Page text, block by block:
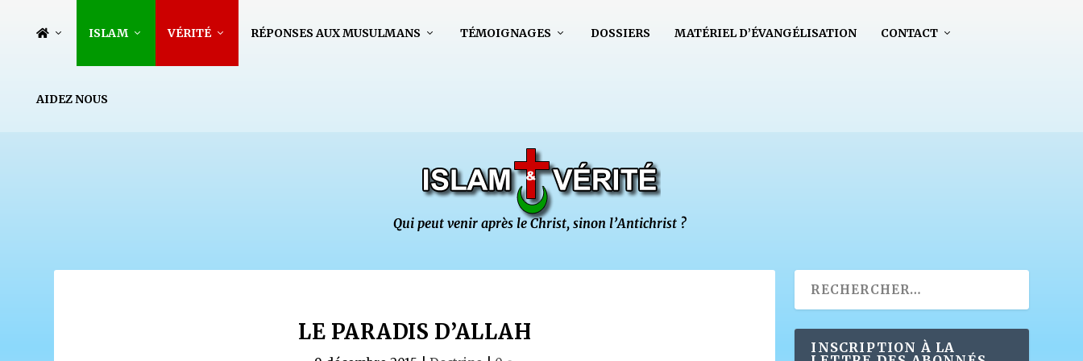
ISLAM VÉRITÉ RÉPONSES AUX MUSULMANS TÉMOIGNAGES DOSSIERS MATÉRIEL D’ÉVANGÉLISATION CONTACT
AIDEZ NOUS
LE PARADIS D’ALLAH
INSCRIPTION À LA